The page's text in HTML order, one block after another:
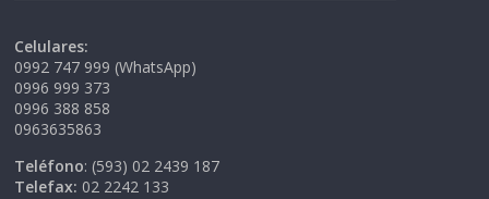
Celulares:
0992 747 999 (WhatsApp)
0996 999 373
0996 388 858
0963635863
Teléfono: (593) 02 2439 187
Telefax: 02 2242 133